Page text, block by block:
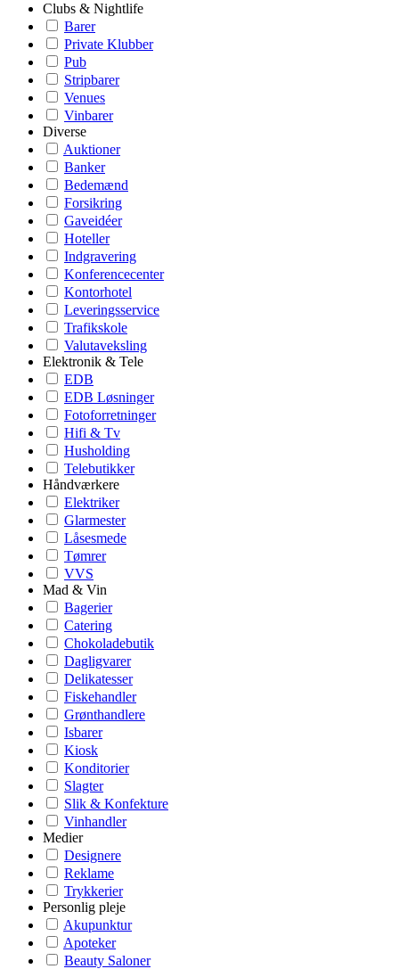
Clubs & Nightlife
Barer
Private Klubber
Pub
Stripbarer
Venues
Vinbarer
Diverse
Auktioner
Banker
Bedemænd
Forsikring
Gaveidéer
Hoteller
Indgravering
Konferencecenter
Kontorhotel
Leveringsservice
Trafikskole
Valutaveksling
Elektronik & Tele
EDB
EDB Løsninger
Fotoforretninger
Hifi & Tv
Husholding
Telebutikker
Håndværkere
Elektriker
Glarmester
Låsesmede
Tømrer
VVS
Mad & Vin
Bagerier
Catering
Chokoladebutik
Dagligvarer
Delikatesser
Fiskehandler
Grønthandlere
Isbarer
Kiosk
Konditorier
Slagter
Slik & Konfekture
Vinhandler
Medier
Designere
Reklame
Trykkerier
Personlig pleje
Akupunktur
Apoteker
Beauty Saloner